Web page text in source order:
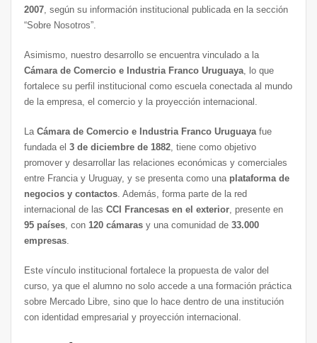
2007, según su información institucional publicada en la sección
“Sobre Nosotros”.
Asimismo, nuestro desarrollo se encuentra vinculado a la
Cámara de Comercio e Industria Franco Uruguaya, lo que
fortalece su perfil institucional como escuela conectada al mundo
de la empresa, el comercio y la proyección internacional.
La Cámara de Comercio e Industria Franco Uruguayafue
fundada el 3 de diciembre de 1882, tiene como objetivo
promover y desarrollar las relaciones económicas y comerciales
entre Francia y Uruguay, y se presenta como una plataforma de
negocios y contactos. Además, forma parte de la red
internacional de las CCI Francesas en el exterior, presente en
95 países, con 120 cámarasy una comunidad de 33.000
empresas.
Este vínculo institucional fortalece la propuesta de valor del
curso, ya que el alumno no solo accede a una formación práctica
sobre Mercado Libre, sino que lo hace dentro de una institución
con identidad empresarial y proyección internacional.